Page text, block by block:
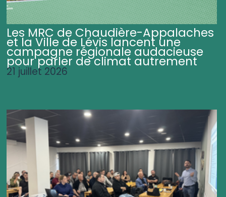
Les MRC de Chaudière-Appalaches
et la Ville de Lévis lancent une
campagne régionale audacieuse
pour parler de climat autrement
21 juillet 2026